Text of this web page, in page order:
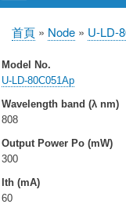
半導體雷射二極體
磊晶片
雷射二極體晶粒
封裝雷射二極體
LD(TO-can)
導
航
連
結
首頁 Node U-LD-
Model No.
U-LD-80C051Ap
Wavelength band (λ nm)
808
Output Power Po (mW)
300
Ith (mA)
60